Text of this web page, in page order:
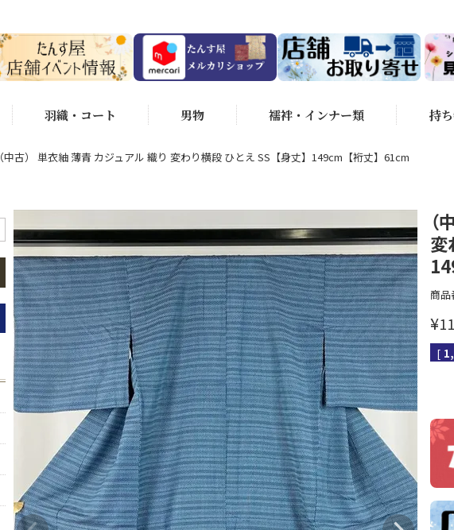
羽織・コート 男物 襦袢・インナー類 持
（中古） 単衣紬 薄青 カジュアル 織り 変わり横段 ひとえ SS【身丈】149cm【裄丈】61cm
（
変
商品
¥
[